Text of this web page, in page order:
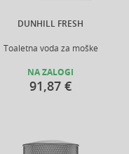
DUNHILL FRESH
Toaletna voda za moške
NA ZALOGI
91,87 €